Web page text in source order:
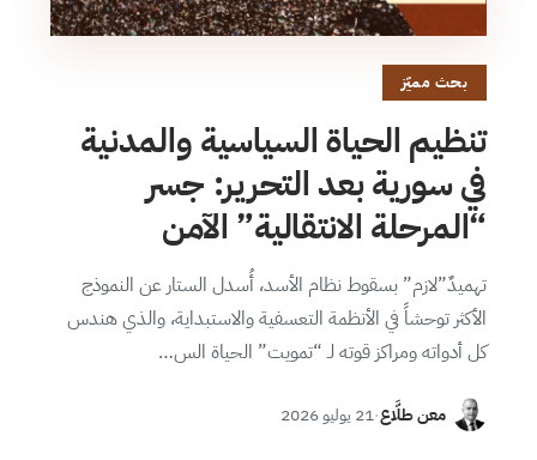
بحث مميّز
تنظيم الحياة السياسية والمدنية
في سورية بعد التحرير: جسر
“المرحلة الانتقالية” الآمن
تهميدٌ”لازم” بسقوط نظام الأسد، أُسدل الستار عن النموذج
الأكثر توحشاً في الأنظمة التعسفية والاستبداية، والذي هندس
كل أدواته ومراكز قوته لـ “تمويت” الحياة الس…
معن طلَّاع·21 يوليو 2026